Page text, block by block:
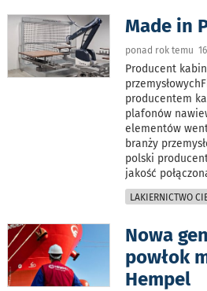
Made in
ponad rok temu
Producent
producentem
plafonów
elementów
branży
polski
jakość
LAKIERNICTWO
Nowa
powłok
Hempel